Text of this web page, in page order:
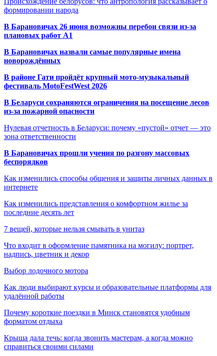
формировании народа
В Барановичах 26 июня возможны перебои связи из-за
плановых работ A1
В Барановичах назвали самые популярные имена
новорождённых
В районе Гати пройдёт крупный мото-музыкальный
фестиваль MotoFestWest 2026
В Беларуси сохраняются ограничения на посещение лесов
из-за пожарной опасности
Нулевая отчетность в Беларуси: почему «пустой» отчет — это
зона ответственности
В Барановичах прошли учения по разгону массовых
беспорядков
Как изменились способы общения и защиты личных данных в
интернете
Как изменились представления о комфортном жилье за
последние десять лет
7 вещей, которые нельзя смывать в унитаз
Что входит в оформление памятника на могилу: портрет,
надпись, цветник и декор
Выбор лодочного мотора
Как люди выбирают курсы и образовательные платформы для
удалённой работы
Почему короткие поездки в Минск становятся удобным
форматом отдыха
Крыша дала течь: когда звонить мастерам, а когда можно
справиться своими силами